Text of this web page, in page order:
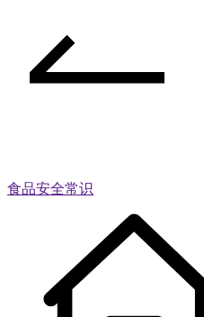
食品安全常识